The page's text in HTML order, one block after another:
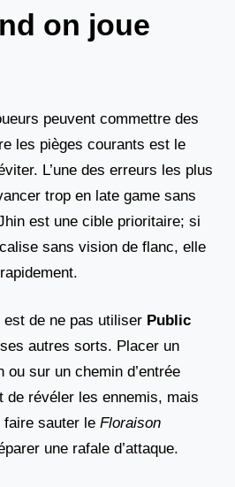
on joue
peuvent commettre des
les pièges courants est le
L’une des erreurs les plus
trop en late game sans
est une cible prioritaire; si
sans vision de flanc, elle
de ne pas utiliser Public
autres sorts. Placer un
ou sur un chemin d’entrée
de révéler les ennemis, mais
sauter le Floraison
une rafale d’attaque.